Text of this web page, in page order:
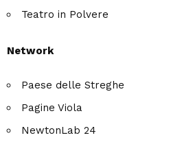
Teatro in Polvere
Network
Paese delle Streghe
Pagine Viola
NewtonLab 24